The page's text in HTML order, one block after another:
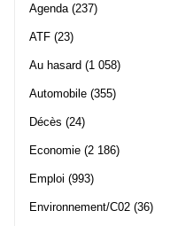
Agenda (237)
ATF (23)
Au hasard (1 058)
Automobile (355)
Décès (24)
Economie (2 186)
Emploi (993)
Environnement/C02 (36)